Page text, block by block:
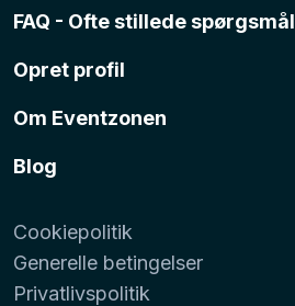
FAQ - Ofte stillede spørgsmål
Opret profil
Om Eventzonen
Blog
Cookiepolitik
Generelle betingelser
Privatlivspolitik